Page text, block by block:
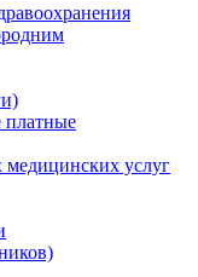
медицинских услуг